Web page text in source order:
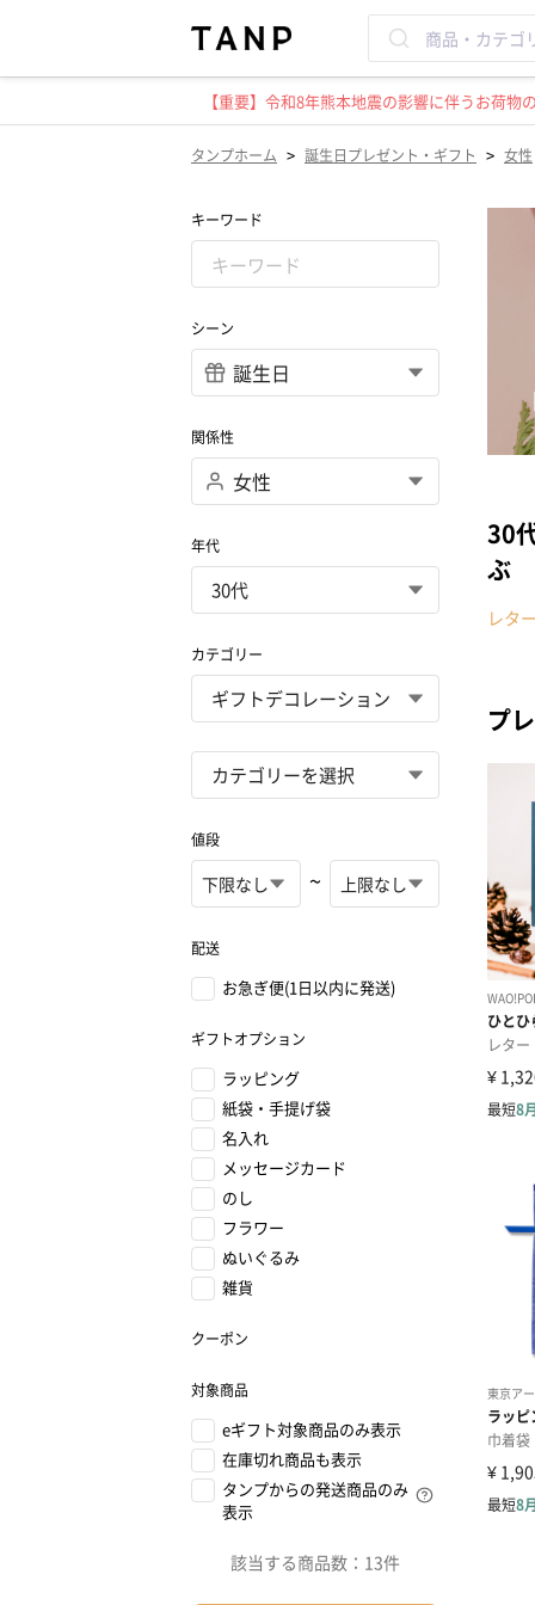
【重要】令和8年熊本地震の影響に伴うお荷
タンプホーム > 誕生日プレゼント・ギフト > 女性
キーワード
シーン
関係性
年代
カテゴリー
値段
~
配送
お急ぎ便(1日以内に発送)
ギフトオプション
ラッピング
紙袋・手提げ袋
名入れ
メッセージカード
のし
フラワー
ぬいぐるみ
雑貨
クーポン
対象商品
eギフト対象商品のみ表示
在庫切れ商品も表示
タンプからの発送商品のみ
表示
該当する商品数： 13件
30
ぶ
レタ
プ